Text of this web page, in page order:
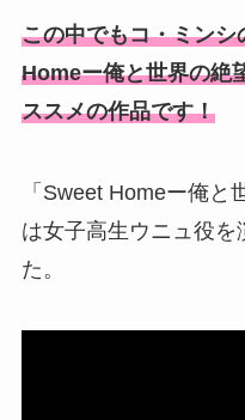
この中でもコ・ミン
Homeー俺と世界の絶
ススメの作品です！
「Sweet Homeー俺
は女子高生ウニュ役を
た。